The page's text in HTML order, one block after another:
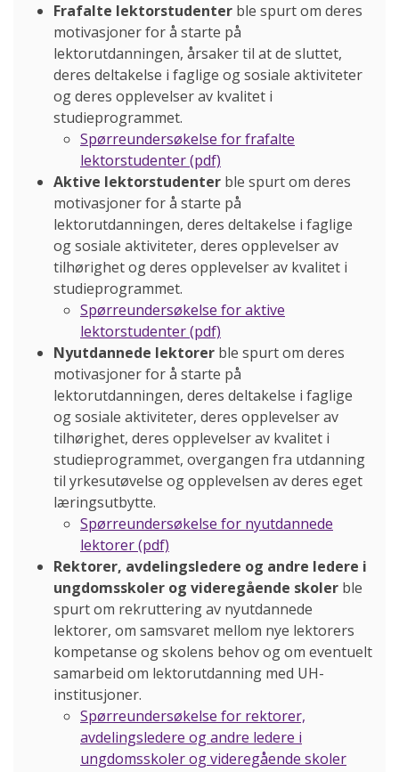
Frafalte lektorstudenter ble spurt om deres
motivasjoner for å starte på
lektorutdanningen, årsaker til at de sluttet,
deres deltakelse i faglige og sosiale aktiviteter
og deres opplevelser av kvalitet i
studieprogrammet.
Spørreundersøkelse for frafalte
lektorstudenter (pdf)
Aktive lektorstudenter ble spurt om deres
motivasjoner for å starte på
lektorutdanningen, deres deltakelse i faglige
og sosiale aktiviteter, deres opplevelser av
tilhørighet og deres opplevelser av kvalitet i
studieprogrammet.
Spørreundersøkelse for aktive
lektorstudenter (pdf)
Nyutdannede lektorer ble spurt om deres
motivasjoner for å starte på
lektorutdanningen, deres deltakelse i faglige
og sosiale aktiviteter, deres opplevelser av
tilhørighet, deres opplevelser av kvalitet i
studieprogrammet, overgangen fra utdanning
til yrkesutøvelse og opplevelsen av deres eget
læringsutbytte.
Spørreundersøkelse for nyutdannede
lektorer (pdf)
Rektorer, avdelingsledere og andre ledere i
ungdomsskoler og videregående skoler ble
spurt om rekruttering av nyutdannede
lektorer, om samsvaret mellom nye lektorers
kompetanse og skolens behov og om eventuelt
samarbeid om lektorutdanning med UH-
institusjoner.
Spørreundersøkelse for rektorer,
avdelingsledere og andre ledere i
ungdomsskoler og videregående skoler